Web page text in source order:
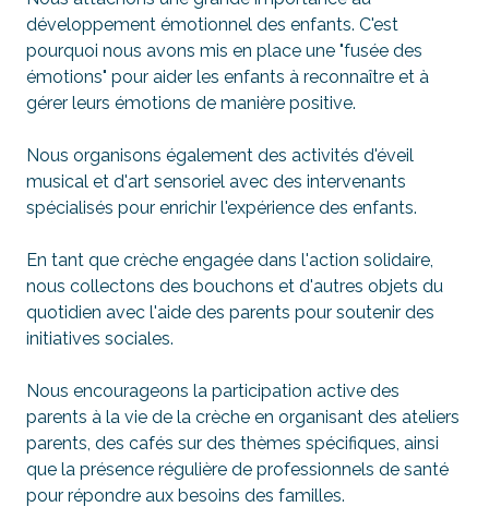
développement émotionnel des enfants. C'est
pourquoi nous avons mis en place une "fusée des
émotions" pour aider les enfants à reconnaître et à
gérer leurs émotions de manière positive.
Nous organisons également des activités d'éveil
musical et d'art sensoriel avec des intervenants
spécialisés pour enrichir l'expérience des enfants.
En tant que crèche engagée dans l'action solidaire,
nous collectons des bouchons et d'autres objets du
quotidien avec l'aide des parents pour soutenir des
initiatives sociales.
Nous encourageons la participation active des
parents à la vie de la crèche en organisant des ateliers
parents, des cafés sur des thèmes spécifiques, ainsi
que la présence régulière de professionnels de santé
pour répondre aux besoins des familles.